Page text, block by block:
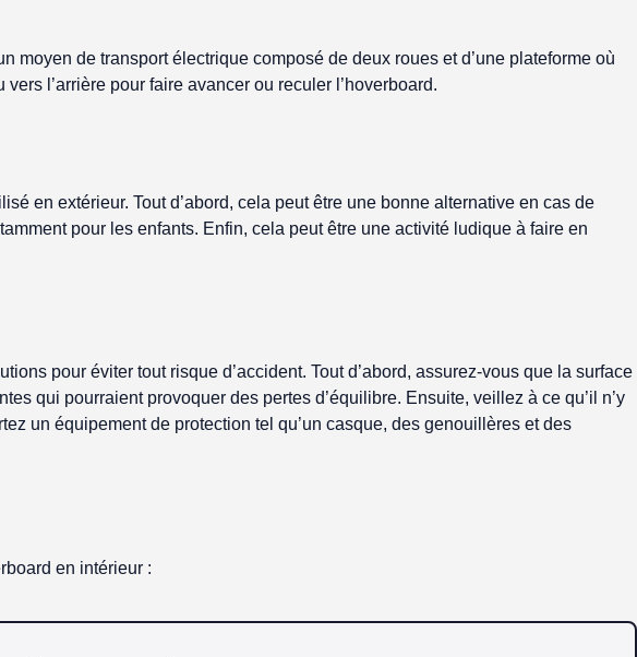
moyen de transport électrique composé de deux roues et d’une plateforme où
l’arrière pour faire avancer ou reculer l’hoverboard.
en extérieur. Tout d’abord, cela peut être une bonne alternative en cas de
pour les enfants. Enfin, cela peut être une activité ludique à faire en
pour éviter tout risque d’accident. Tout d’abord, assurez-vous que la surface
qui pourraient provoquer des pertes d’équilibre. Ensuite, veillez à ce qu’il n’y
un équipement de protection tel qu’un casque, des genouillères et des
en intérieur :